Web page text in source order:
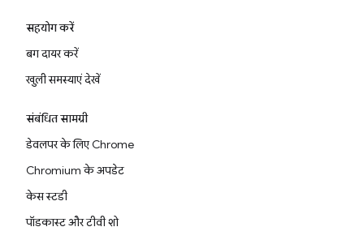
सहयोग करें
बग दायर करें
खुली समस्याएं देखें
संबंधित सामग्री
डेवलपर के लिए Chrome
Chromium के अपडेट
केस स्टडी
पॉडकास्ट और टीवी शो